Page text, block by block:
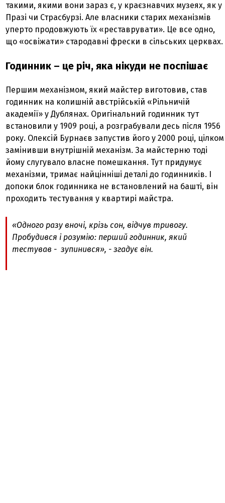
такими, якими вони зараз є, у краєзнавчих музеях, як у
Празі чи Страсбурзі. Але власники старих механізмів
уперто продовжують їх «реставрувати». Це все одно,
що «освіжати» стародавні фрески в сільських церквах.
Годинник – це річ, яка нікуди не поспішає
Першим механізмом, який майстер виготовив, став
годинник на колишній австрійській «Рільничій
академії» у Дублянах. Оригінальний годинник тут
встановили у 1909 році, а розграбували десь після 1956
року. Олексій Бурнаєв запустив його у 2000 році, цілком
замінивши внутрішній механізм. За майстерню тоді
йому слугувало власне помешкання. Тут придумує
механізми, тримає найцінніші деталі до годинників. І
допоки блок годинника не встановлений на башті, він
проходить тестування у квартирі майстра.
«Одного разу вночі, крізь сон, відчув тривогу.
Пробудився і розумію: перший годинник, який
тестував - зупинився», - згадує він.